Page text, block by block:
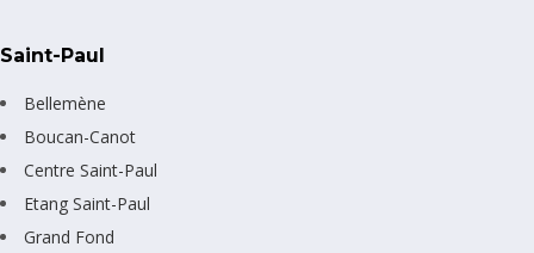
Saint-Paul
Bellemène
Boucan-Canot
Centre Saint-Paul
Etang Saint-Paul
Grand Fond